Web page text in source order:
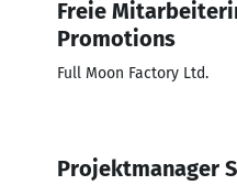
Freie
Promotions
Full Moon Factory Ltd.
Projektmanager